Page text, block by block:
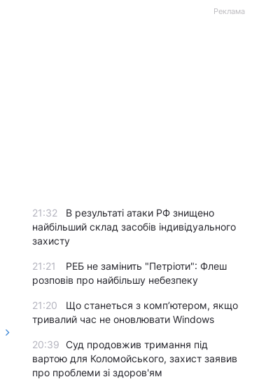
Реклама
21:32
В результаті атаки РФ знищено
найбільший склад засобів індивідуального
захисту
21:21
РЕБ не замінить "Петріоти": Флеш
розповів про найбільшу небезпеку
21:20
Що станеться з комп’ютером, якщо
тривалий час не оновлювати Windows
20:39 Суд продовжив тримання під
вартою для Коломойського, захист заявив
про проблеми зі здоров'ям